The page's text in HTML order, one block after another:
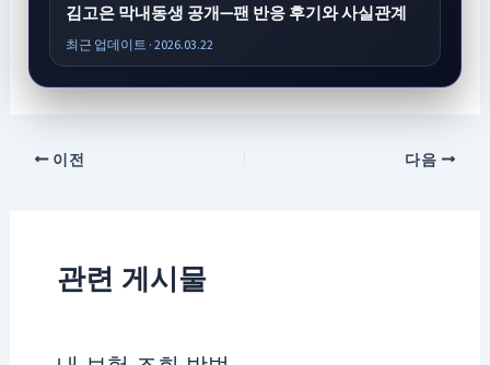
김고은 막내동생 공개—팬 반응 후기와 사실관계
최근 업데이트 · 2026.03.22
이전 다음
관련 게시물